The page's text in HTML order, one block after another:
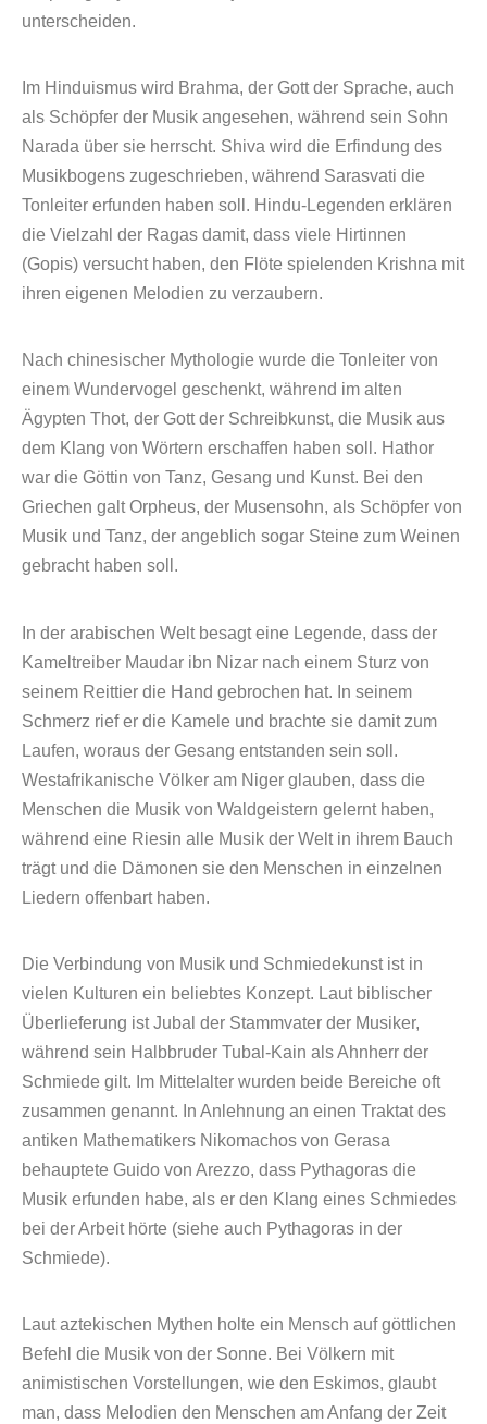
unterscheiden.
Im Hinduismus wird Brahma, der Gott der Sprache, auch
als Schöpfer der Musik angesehen, während sein Sohn
Narada über sie herrscht. Shiva wird die Erfindung des
Musikbogens zugeschrieben, während Sarasvati die
Tonleiter erfunden haben soll. Hindu-Legenden erklären
die Vielzahl der Ragas damit, dass viele Hirtinnen
(Gopis) versucht haben, den Flöte spielenden Krishna mit
ihren eigenen Melodien zu verzaubern.
Nach chinesischer Mythologie wurde die Tonleiter von
einem Wundervogel geschenkt, während im alten
Ägypten Thot, der Gott der Schreibkunst, die Musik aus
dem Klang von Wörtern erschaffen haben soll. Hathor
war die Göttin von Tanz, Gesang und Kunst. Bei den
Griechen galt Orpheus, der Musensohn, als Schöpfer von
Musik und Tanz, der angeblich sogar Steine zum Weinen
gebracht haben soll.
In der arabischen Welt besagt eine Legende, dass der
Kameltreiber Maudar ibn Nizar nach einem Sturz von
seinem Reittier die Hand gebrochen hat. In seinem
Schmerz rief er die Kamele und brachte sie damit zum
Laufen, woraus der Gesang entstanden sein soll.
Westafrikanische Völker am Niger glauben, dass die
Menschen die Musik von Waldgeistern gelernt haben,
während eine Riesin alle Musik der Welt in ihrem Bauch
trägt und die Dämonen sie den Menschen in einzelnen
Liedern offenbart haben.
Die Verbindung von Musik und Schmiedekunst ist in
vielen Kulturen ein beliebtes Konzept. Laut biblischer
Überlieferung ist Jubal der Stammvater der Musiker,
während sein Halbbruder Tubal-Kain als Ahnherr der
Schmiede gilt. Im Mittelalter wurden beide Bereiche oft
zusammen genannt. In Anlehnung an einen Traktat des
antiken Mathematikers Nikomachos von Gerasa
behauptete Guido von Arezzo, dass Pythagoras die
Musik erfunden habe, als er den Klang eines Schmiedes
bei der Arbeit hörte (siehe auch Pythagoras in der
Schmiede).
Laut aztekischen Mythen holte ein Mensch auf göttlichen
Befehl die Musik von der Sonne. Bei Völkern mit
animistischen Vorstellungen, wie den Eskimos, glaubt
man, dass Melodien den Menschen am Anfang der Zeit